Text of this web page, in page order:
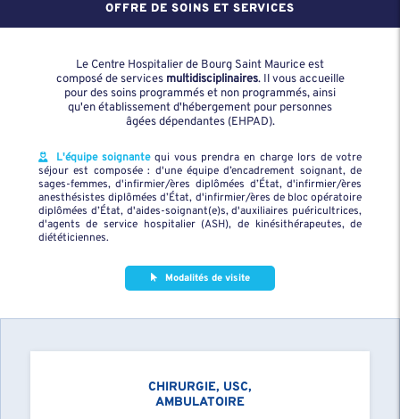
OFFRE DE SOINS ET SERVICES
Le Centre Hospitalier de Bourg Saint Maurice est
composé de services multidisciplinaires. Il vous accueille
pour des soins programmés et non programmés, ainsi
qu'en établissement d'hébergement pour personnes
âgées dépendantes (EHPAD).
L'équipe soignantequi vous prendra en charge lors de votre
séjour est composée : d'une équipe d’encadrement soignant, de
sages-femmes, d'infirmier/ères diplômées d’État, d'infirmier/ères
anesthésistes diplômées d’État, d'infirmier/ères de bloc opératoire
diplômées d’État, d'aides-soignant(e)s, d'auxiliaires puéricultrices,
d'agents de service hospitalier (ASH), de kinésithérapeutes, de
diététiciennes.
Modalités de visite
CHIRURGIE, USC,
AMBULATOIRE